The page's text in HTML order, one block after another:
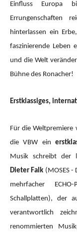
Einfluss Europa
Errungenschaften
hinterlassen ein
faszinierende Leben
und die Welt
Bühne des Ronacher!
Erstklassiges,
Für die Weltpremiere
die VBW ein
Musik schreibt der
Dieter Falk (MOSES -
mehrfacher
Schallplatten), der
verantwortlich
renommierten